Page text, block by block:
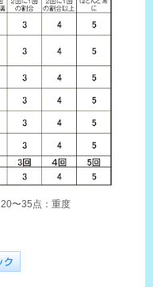
〜35点：重度
ク